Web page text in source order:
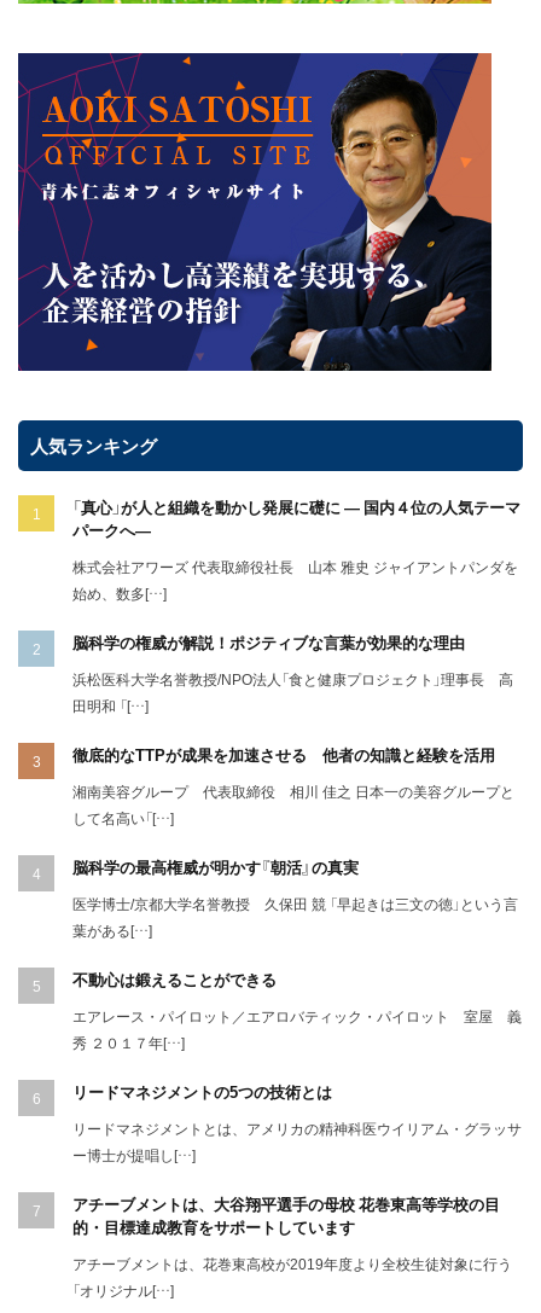
人気ランキング
「真心」が人と組織を動かし発展に礎に ― 国内４位の人気テーマ
パークへ―
株式会社アワーズ 代表取締役社長 山本 雅史 ジャイアントパンダを
始め、数多[…]
脳科学の権威が解説！ポジティブな言葉が効果的な理由
浜松医科大学名誉教授/NPO法人「食と健康プロジェクト」理事長 高
田明和 「[…]
徹底的なTTPが成果を加速させる 他者の知識と経験を活用
湘南美容グループ 代表取締役 相川 佳之 日本一の美容グループと
して名高い「[…]
脳科学の最高権威が明かす『朝活』の真実
医学博士/京都大学名誉教授 久保田 競 「早起きは三文の徳」という言
葉がある[…]
不動心は鍛えることができる
エアレース・パイロット／エアロバティック・パイロット 室屋 義
秀 ２０１７年[…]
リードマネジメントの5つの技術とは
リードマネジメントとは、アメリカの精神科医ウイリアム・グラッサ
ー博士が提唱し[…]
アチーブメントは、大谷翔平選手の母校 花巻東高等学校の目
的・目標達成教育をサポートしています
アチーブメントは、花巻東高校が2019年度より全校生徒対象に行う
「オリジナル[…]